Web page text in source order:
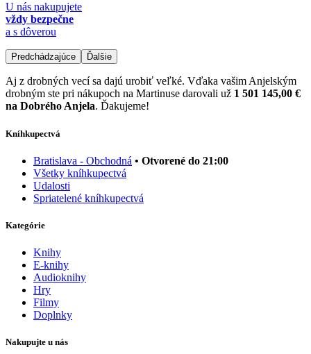
U nás nakupujete
vždy bezpečne
a s dôverou
Predchádzajúce Ďalšie
Aj z drobných vecí sa dajú urobiť veľké. Vďaka vašim Anjelským
drobným ste pri nákupoch na Martinuse darovali už 1 501 145,00 €
na Dobrého Anjela. Ďakujeme!
Kníhkupectvá
Bratislava - Obchodná • Otvorené do 21:00
Všetky kníhkupectvá
Udalosti
Spriatelené kníhkupectvá
Kategórie
Knihy
E-knihy
Audioknihy
Hry
Filmy
Doplnky
Nakupujte u nás